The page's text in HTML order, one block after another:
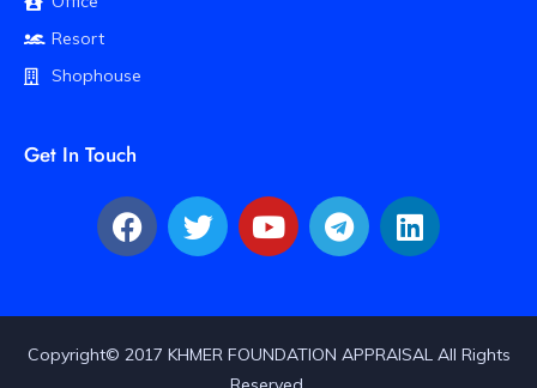
Resort
Shophouse
Get In Touch
Copyright© 2017 KHMER FOUNDATION APPRAISAL All Rights